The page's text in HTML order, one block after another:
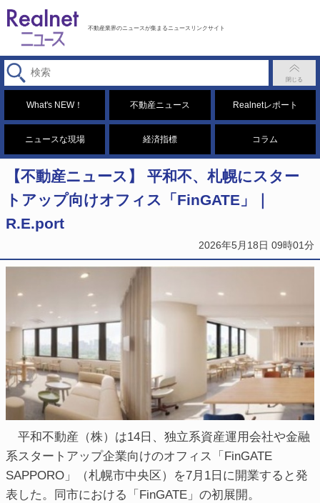
不動産業界のニュースが集まるニュースリンクサイト
What's NEW！ 不動産ニュース Realnetレポート
ニュースな現場 経済指標 コラム
【不動産ニュース】 平和不、札幌にスター
トアップ向けオフィス「FinGATE」｜
R.E.port
2026年5月18日 09時01分
平和不動産（株）は14日、独立系資産運用会社や金融
系スタートアップ企業向けのオフィス「FinGATE
SAPPORO」（札幌市中央区）を7月1日に開業すると発
表した。同市における「FinGATE」の初展開。